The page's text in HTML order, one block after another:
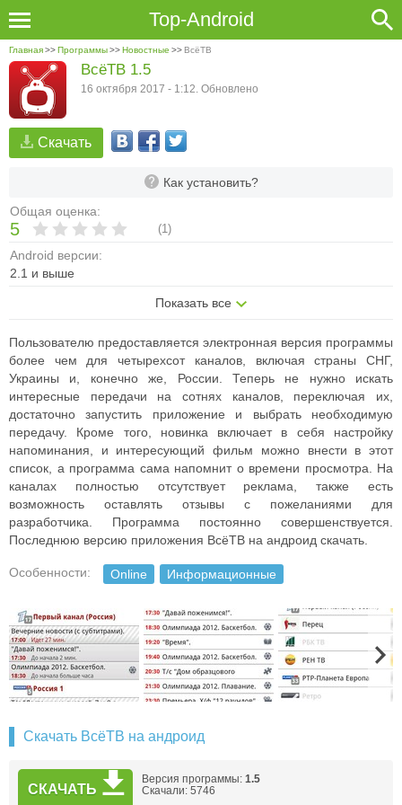
Top-Android
Главная>>Программы>>Новостные >> ВсёТВ
Скачать
Как установить?
Общая оценка:
5 (1)
Android версии:
2.1 и выше
Показать все
ВсёТВ 1.5
16 октября 2017 - 1:12. Обновлено
Пользователю предоставляется электронная версия программы
более чем для четырехсот каналов, включая страны СНГ,
Украины и, конечно же, России. Теперь не нужно искать
интересные передачи на сотнях каналов, переключая их,
достаточно запустить приложение и выбрать необходимую
передачу. Кроме того, новинка включает в себя настройку
напоминания, и интересующий фильм можно внести в этот
список, а программа сама напомнит о времени просмотра. На
каналах полностью отсутствует реклама, также есть
возможность оставлять отзывы с пожеланиями для
разработчика. Программа постоянно совершенствуется.
Последнюю версию приложения ВсёТВ на андроид скачать.
Особенности: Online Информационные
Скачать ВсёТВ на андроид
СКАЧАТЬ
Версия программы: 1.5
Скачали: 5746